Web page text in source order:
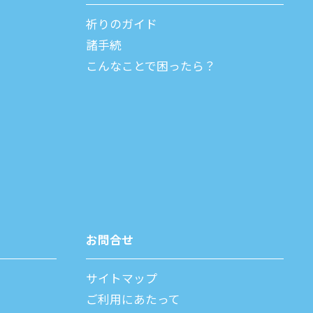
祈りのガイド
諸⼿続
こんなことで困ったら？
お問合せ
サイトマップ
ご利⽤にあたって